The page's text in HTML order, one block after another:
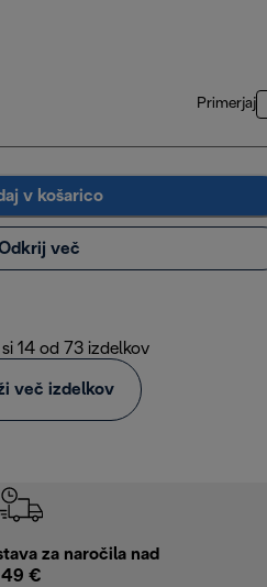
Primerjaj
v košarico
več
14 od 73 izdelkov
več izdelkov
za naročila nad
49 €